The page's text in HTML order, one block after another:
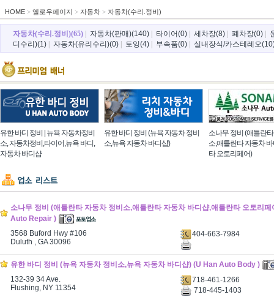
HOME > 옐로우페이지 > 자동차 > 자동차(수리.정비)
자동차(수리.정비)(65) 자동차(판매)(140) 타이어(0) 세차장(8) 폐차장(0)
디수리)(1)
자동차(유리수리)(0) 토잉(4) 부속품(0) 실내장식/카스테레오
유한 바디 정비 | 뉴욕 자동차정비
소, 자동차정비,타이어,뉴욕 바디,
자동차 바디샵
유한 바디 정비 (뉴욕 자동차 정비
소,뉴욕 자동차 바디샵)
소나무 정비 (애틀란
소,애틀란타 자동차
타 오토리페어)
소나무 정비 (애틀란타 자동차 정비소,애틀란타 자동차 바디샵,애틀란타 오토리
Auto Repair )
3568 Buford Hwy #106
Duluth , GA 30096
404-663-7984
유한 바디 정비 (뉴욕 자동차 정비소,뉴욕 자동차 바디샵) (U Han Auto Body )
132-39 34 Ave.
Flushing, NY 11354
718-461-1266
718-445-1403